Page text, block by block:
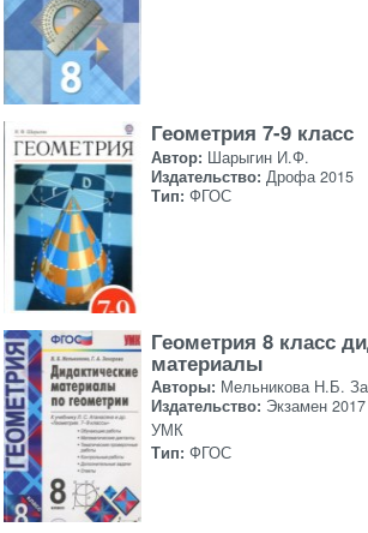
Геометрия 7-9 класс
Автор: Шарыгин И.Ф.
Издательство: Дрофа 2015
Тип: ФГОС
Геометрия 8 класс
материалы
Авторы: Мельникова Н.Б.
Издательство: Экзамен 2017
УМК
Тип: ФГОС